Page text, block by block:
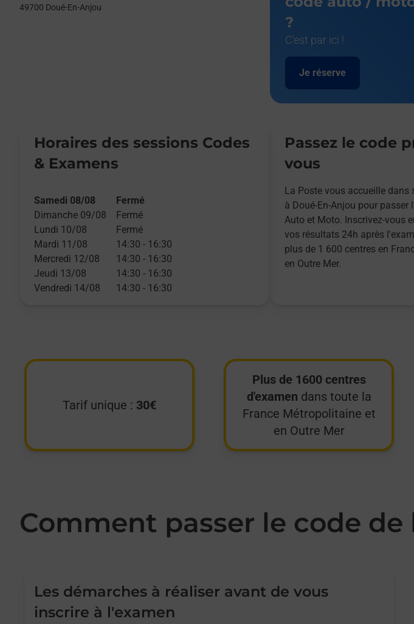
49700 Doué-En-Anjou
?
C'est par ici !
Je réserve
Horaires des sessions Codes
& Examens
Samedi 08/08
Fermé
Dimanche 09/08
Fermé
Lundi 10/08
Fermé
Mardi 11/08
14:30 - 16:30
Mercredi 12/08
14:30 - 16:30
Jeudi 13/08
14:30 - 16:30
Vendredi 14/08
14:30 - 16:30
Passez le code
vous
La Poste vous accueille dans
à Doué-En-Anjou pour passer
Auto et Moto. Inscrivez-vous
vos résultats 24h après
plus de 1 600 centres en
en Outre Mer.
Tarif unique : 30€
Plus de 1600 centres
d'examen dans toute la
France Métropolitaine et
en Outre Mer
Comment passer le code
Les démarches à réaliser avant de vous
inscrire à l'examen